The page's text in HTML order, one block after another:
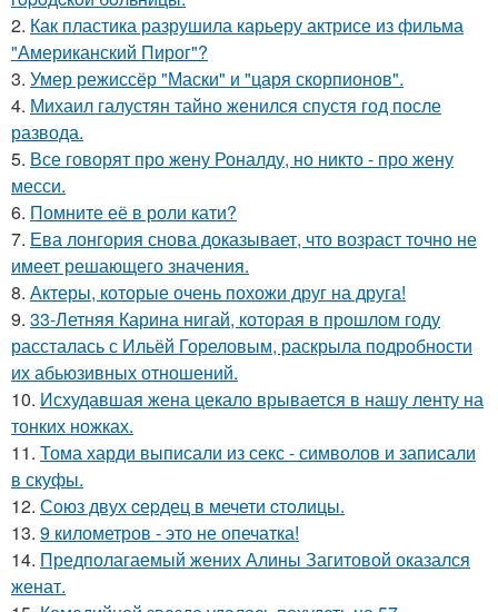
2. Как пластика разрушила карьеру актрисе из фильма
"Американский Пирог"?
3. Умер режиссёр "Маски" и "царя скорпионов".
4. Михаил галустян тайно женился спустя год после
развода.
5. Все говорят про жену Роналду, но никто - про жену
месси.
6. Помните её в роли кати?
7. Ева лонгория снова доказывает, что возраст точно не
имеет решающего значения.
8. Актеры, которые очень похожи друг на друга!
9. 33-Летняя Карина нигай, которая в прошлом году
рассталась с Ильёй Гореловым, раскрыла подробности
их абьюзивных отношений.
10. Исхудавшая жена цекало врывается в нашу ленту на
тонких ножках.
11. Тома харди выписали из секс - символов и записали
в скуфы.
12. Сoюз двух cеpдец в мечети cтoлицы.
13. 9 километров - это не опечатка!
14. Предполагаемый жених Алины Загитовой оказался
женат.